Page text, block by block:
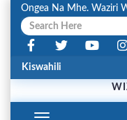
Ongea Na Mhe. Waziri